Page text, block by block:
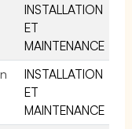
INSTALLATION
ET
MAINTENANCE
INSTALLATION
ET
MAINTENANCE